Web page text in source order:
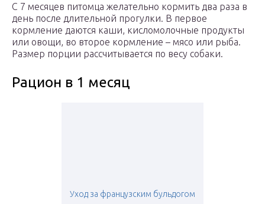
С 7 месяцев питомца желательно кормить два раза в
день после длительной прогулки. В первое
кормление даются каши, кисломолочные продукты
или овощи, во второе кормление – мясо или рыба.
Размер порции рассчитывается по весу собаки.
Рацион в 1 месяц
Уход за французским бульдогом